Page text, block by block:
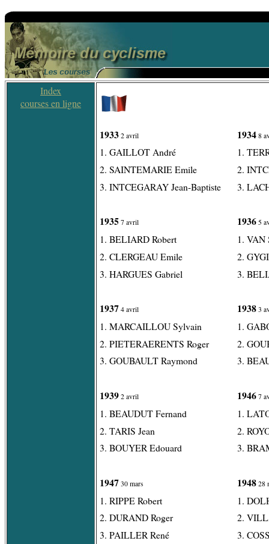
Index
courses en ligne
1933 2 avril
1. GAILLOT André
2. SAINTEMARIE Emile
3. INTCEGARAY Jean-Baptiste
1935 7 avril
1. BELIARD Robert
2. CLERGEAU Emile
3. HARGUES Gabriel
1937 4 avril
1. MARCAILLOU Sylvain
2. PIETERAERENTS Roger
3. GOUBAULT Raymond
1939 2 avril
1. BEAUDUT Fernand
2. TARIS Jean
3. BOUYER Edouard
1947 30 mars
1. RIPPE Robert
2. DURAND Roger
3. PAILLER René
1934 8
1.
2.
3.
1936 5
1.
2.
3.
1938 3
1.
2.
3.
1946 7
1.
2.
3.
1948 28
1.
2.
3.